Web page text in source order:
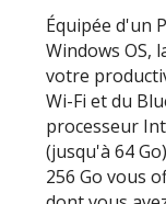
Équipée d'un
Windows OS,
votre
Wi-Fi et du
processeur
(jusqu'à 64
256 Go vous